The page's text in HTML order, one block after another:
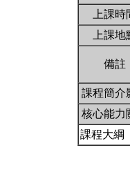
上課時
上課地
備註
課程簡介
核心能力
課程大綱